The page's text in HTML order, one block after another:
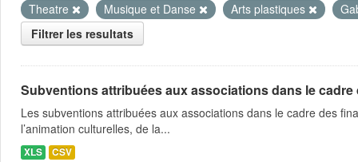
Theatre
Musique et Danse Arts plastiques
Filtrer les resultats
Subventions attribuées aux associations dans le
Les subventions attribuées aux associations dans le cadre des
l’animation culturelles, de la...
XLS CSV